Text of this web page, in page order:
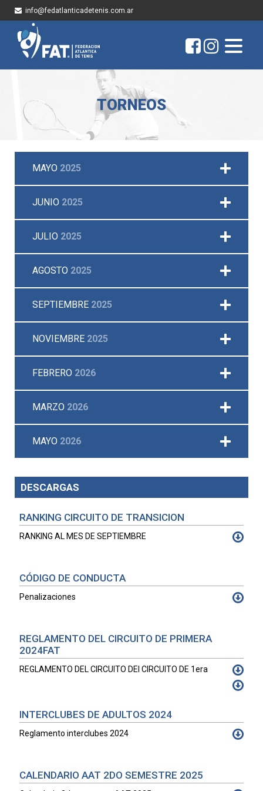
info@fedatlanticadetenis.com.ar
TORNEOS
MAYO 2025
JUNIO 2025
JULIO 2025
AGOSTO 2025
SEPTIEMBRE 2025
NOVIEMBRE 2025
FEBRERO 2026
MARZO 2026
MAYO 2026
DESCARGAS
RANKING CIRCUITO DE TRANSICION
RANKING AL MES DE SEPTIEMBRE
CÓDIGO DE CONDUCTA
Penalizaciones
REGLAMENTO DEL CIRCUITO DE PRIMERA
2024FAT
REGLAMENTO DEL CIRCUITO DEl CIRCUITO DE 1era
INTERCLUBES DE ADULTOS 2024
Reglamento interclubes 2024
CALENDARIO AAT 2DO SEMESTRE 2025